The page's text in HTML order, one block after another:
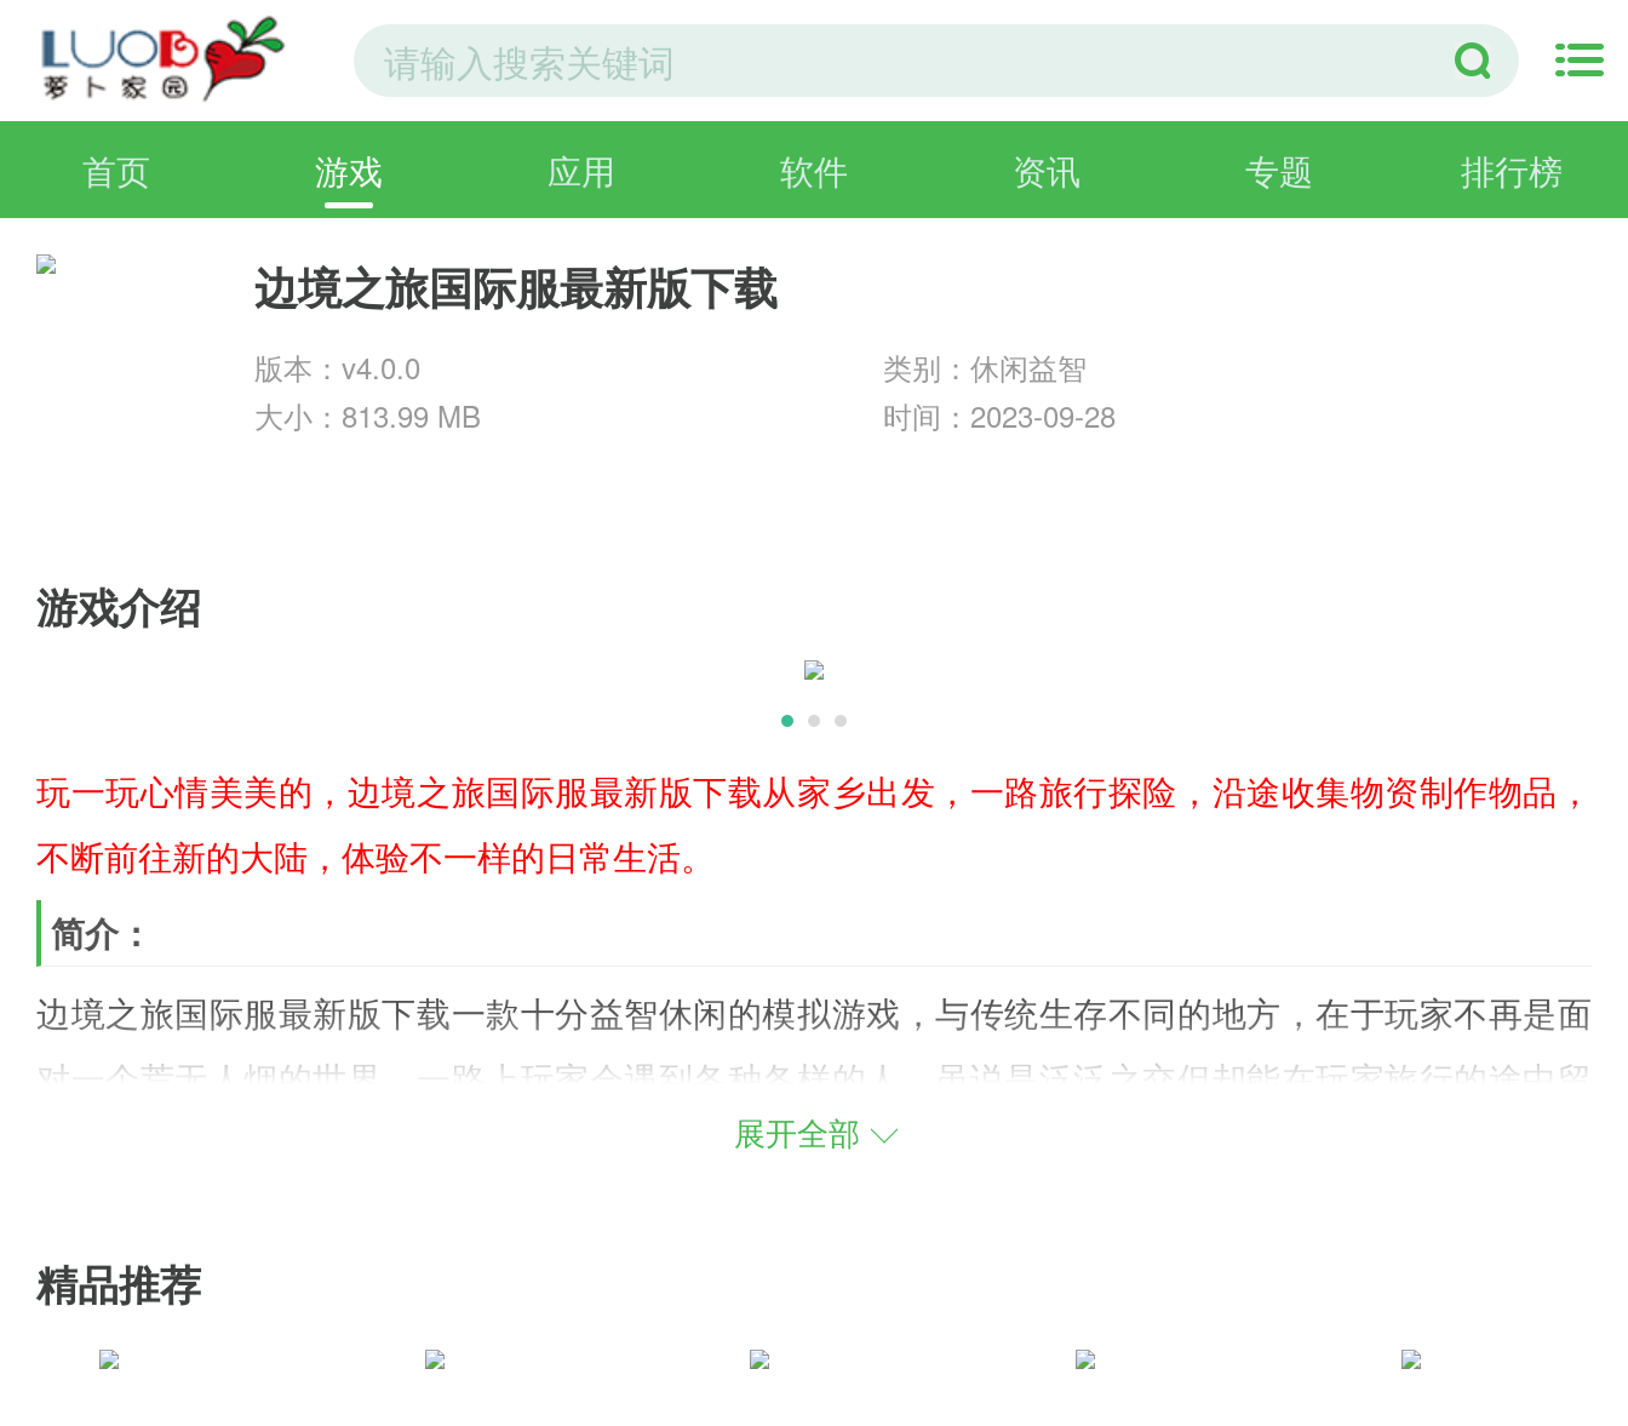
首页 游戏 应用 软件 资讯 专题 排行榜
边境之旅国际服最新版下载
版本：v4.0.0
类别：休闲益智
大小：813.99 MB
时间：2023-09-28
游戏介绍
玩一玩心情美美的，边境之旅国际服最新版下载从家乡出发，一路旅行探险，沿途收集物资制作物品，
不断前往新的大陆，体验不一样的日常生活。
简介：
边境之旅国际服最新版下载一款十分益智休闲的模拟游戏，与传统生存不同的地方，在于玩家不再是面
对一个荒无人烟的世界，一路上玩家会遇到各种各样的人。虽说是泛泛之交但却能在玩家旅行的途中留
展开全部
精品推荐